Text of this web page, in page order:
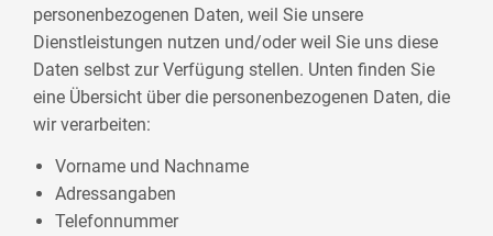
personenbezogenen Daten, weil Sie unsere
Dienstleistungen nutzen und/oder weil Sie uns diese
Daten selbst zur Verfügung stellen. Unten finden Sie
eine Übersicht über die personenbezogenen Daten, die
wir verarbeiten:
Vorname und Nachname
Adressangaben
Telefonnummer